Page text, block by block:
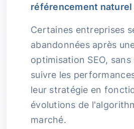
référencement
Certaines entreprises
abandonnées après
optimisation SEO,
suivre les
leur stratégie en
évolutions de
marché.